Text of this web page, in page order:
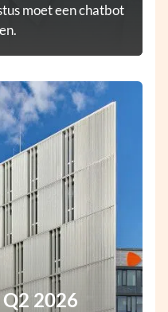
moet een chatbot
2026